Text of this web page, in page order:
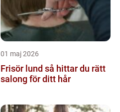
01 maj 2026
Frisör lund så hittar du rätt
salong för ditt hår